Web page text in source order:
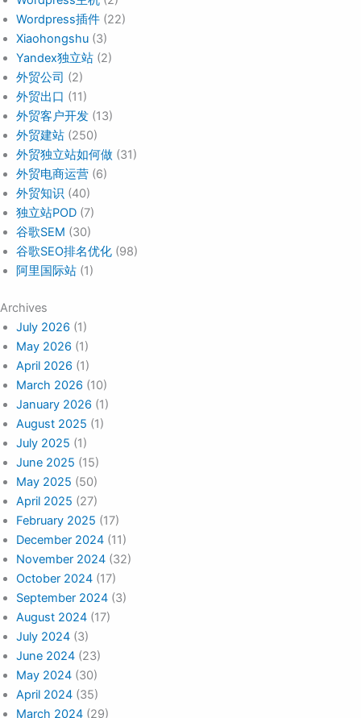
Wordpress插件 (22)
Xiaohongshu (3)
Yandex独立站 (2)
外贸公司 (2)
外贸出口 (11)
外贸客户开发 (13)
外贸建站 (250)
外贸独立站如何做 (31)
外贸电商运营 (6)
外贸知识 (40)
独立站POD (7)
谷歌SEM (30)
谷歌SEO排名优化 (98)
阿里国际站 (1)
Archives
July 2026 (1)
May 2026 (1)
April 2026 (1)
March 2026 (10)
January 2026 (1)
August 2025 (1)
July 2025 (1)
June 2025 (15)
May 2025 (50)
April 2025 (27)
February 2025 (17)
December 2024 (11)
November 2024 (32)
October 2024 (17)
September 2024 (3)
August 2024 (17)
July 2024 (3)
June 2024 (23)
May 2024 (30)
April 2024 (35)
March 2024 (29)